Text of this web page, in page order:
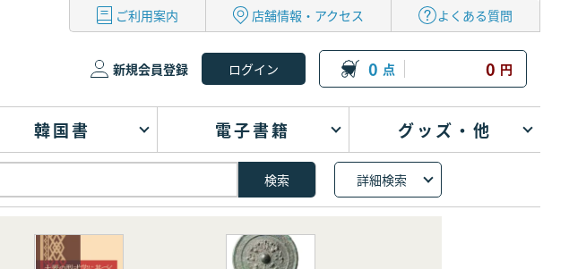
ご利用案内 店舗情報・アクセス よくある質問
新規会員登録 0 点 0 円
韓国書 電子書籍 グッズ・他
詳細検索